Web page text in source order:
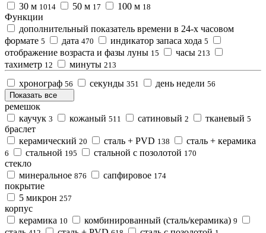
30 м 1014 50 м 17 100 м 18
Функции
дополнительный показатель времени в 24-х часовом
формате 5 дата 470 индикатор запаса хода 5
отображение возраста и фазы луны 15 часы 213
тахиметр 12 минуты 213
хронограф 56 секунды 351 день недели 56
Показать все
ремешок
каучук 3 кожаный 511 сатиновый 2 тканевый 5
браслет
керамический 20 сталь + PVD 138 сталь + керамика
6 стальной 195 стальной с позолотой 170
стекло
минеральное 876 сапфировое 174
покрытие
5 микрон 257
корпус
керамика 10 комбинированный (сталь/керамика) 9